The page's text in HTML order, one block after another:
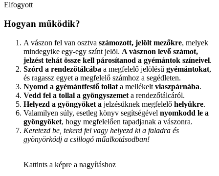
Elfogyott
Hogyan működik?
A vászon fel van osztva számozott, jelölt mezőkre, melyek
mindegyike egy-egy színt jelöl. A vásznon levő számot,
jelzést tehát össze kell párosítanod a gyémántok színeivel.
Szórd a rendezőtálcába a megfelelő jelölésű gyémántokat,
és ragassz egyet a megfelelő számhoz a segédleten.
Nyomd a gyémántfestő tollat a mellékelt viaszpárnába.
Vedd fel a tollal a gyöngyszemet a rendezőtálcáról.
Helyezd a gyöngyöket a jelzésüknek megfelelő helyükre.
Valamilyen súly, esetleg könyv segítségével nyomkodd le a
gyöngyöket, hogy megfelelően tapadjanak a vászonra.
Keretezd be, tekerd fel vagy helyezd ki a faladra és
gyönyörködj a csillogó műalkotásodban!
Kattints a képre a nagyításhoz